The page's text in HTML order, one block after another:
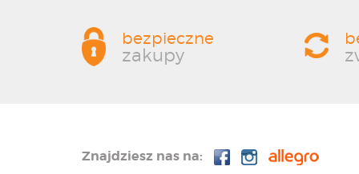
bezpieczne
zakupy
Znajdziesz nas na: